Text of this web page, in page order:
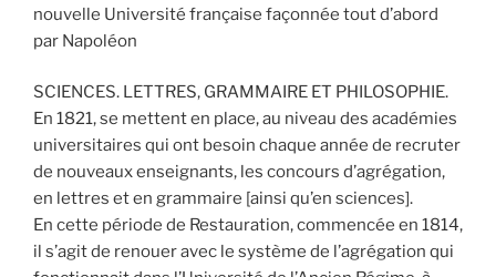
nouvelle Université française façonnée tout d’abord
par Napoléon
SCIENCES. LETTRES, GRAMMAIRE ET PHILOSOPHIE.
En 1821, se mettent en place, au niveau des académies
universitaires qui ont besoin chaque année de recruter
de nouveaux enseignants, les concours d’agrégation,
en lettres et en grammaire [ainsi qu’en sciences].
En cette période de Restauration, commencée en 1814,
il s’agit de renouer avec le système de l’agrégation qui